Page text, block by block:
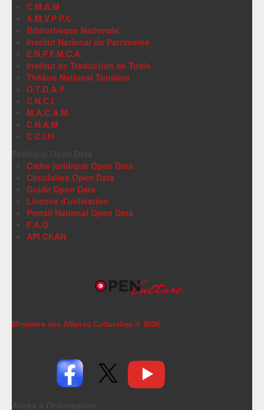
C.M.A.M
A.M.V.P.P.C
Bibliothèque Nationale
Institut National du Patrimoine
E.N.P.F.M.C.A
Institut de Traduction de Tunis
Théâtre National Tunisien
O.T.D.A.V
C.N.C.I
M.A.C.A.M
C.N.A.M
C.C.I.H
Cadre juridique Open Data
Circulaires Open Data
Guide Open Data
Licence d'utilisation
Portail National Open Data
F.A.Q
API CKAN
Ministère des Affaires Culturelles © 2026